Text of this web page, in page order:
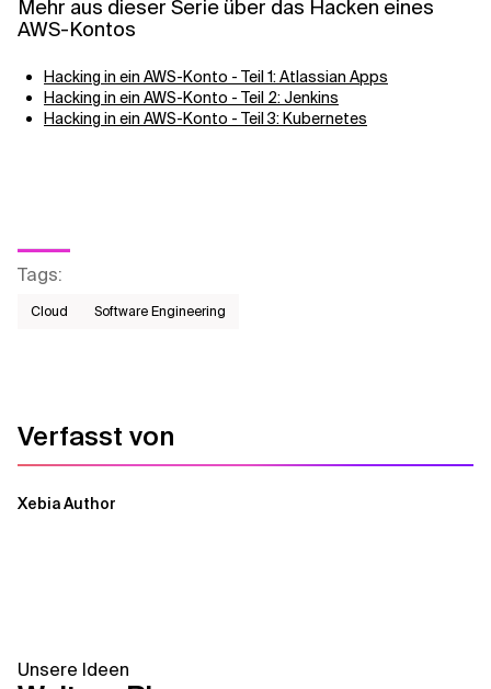
Mehr aus dieser Serie über das Hacken eines
AWS-Kontos
Hacking in ein AWS-Konto - Teil 1: Atlassian Apps
Hacking in ein AWS-Konto - Teil 2: Jenkins
Hacking in ein AWS-Konto - Teil 3: Kubernetes
Tags:
Cloud Software Engineering
Verfasst von
Xebia Author
Unsere Ideen